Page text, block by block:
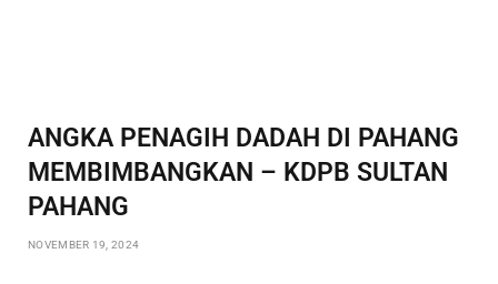
ANGKA PENAGIH DADAH DI PAHANG
MEMBIMBANGKAN – KDPB SULTAN
PAHANG
NOVEMBER 19, 2024